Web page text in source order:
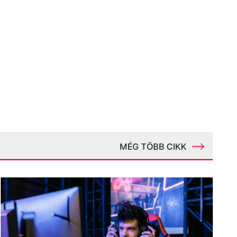
MÉG TÖBB CIKK